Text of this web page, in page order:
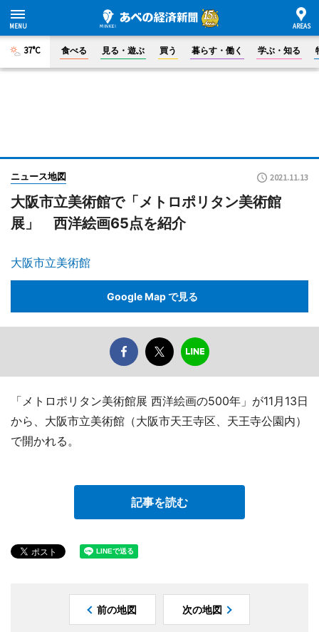
37°C 食べる 見る・遊ぶ 買う 暮らす・働く 学ぶ・知る
ニュース地図 2021.11.13
大阪市立美術館で「メトロポリタン美術館
展」 西洋絵画65点を紹介
大阪市立美術館
Google Map で見る
「メトロポリタン美術館展 西洋絵画の500年」が11月13日
から、大阪市立美術館（大阪市天王寺区、天王寺公園内）
で開かれる。
記事を読む
前の地図 次の地図